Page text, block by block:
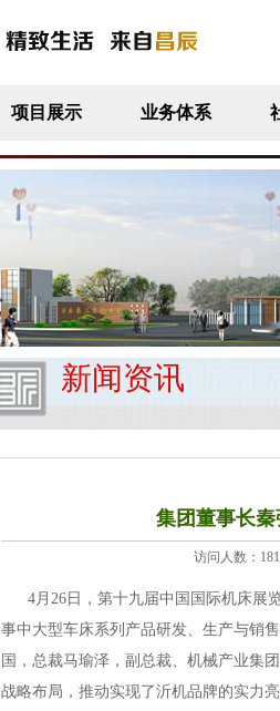
项目展示 业务体系
新闻资讯
集团董事长
访问人数：
4月26日，第十九届中国国际机床展
事中大型车床系列产品研发、生产与销
国，总裁马瑜泽，副总裁、机械产业集
战略布局，推动实现了沂机品牌的实力亮